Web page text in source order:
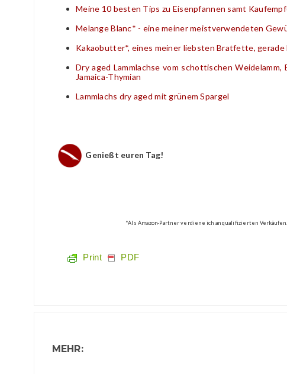
Meine 10 besten Tips zu Eisenpfannen samt
MelangeBlanc* - eine meiner meistverwendeten
Kakaobutter*, eines meiner liebsten Bratfette, gerade
Dry aged Lammlachse vom schottischen
Jamaica-Thymian
Lammlachs dry aged mit grünem Spargel
Genießt euren Tag!
*Als Amazon-Partner verdiene ich an qualifizierten
Print PDF
MEHR: